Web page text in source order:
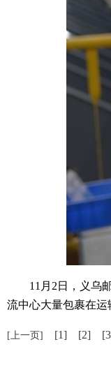
11月2日，义乌邮
流中心大量包裹在
[上一页] [1] [2]